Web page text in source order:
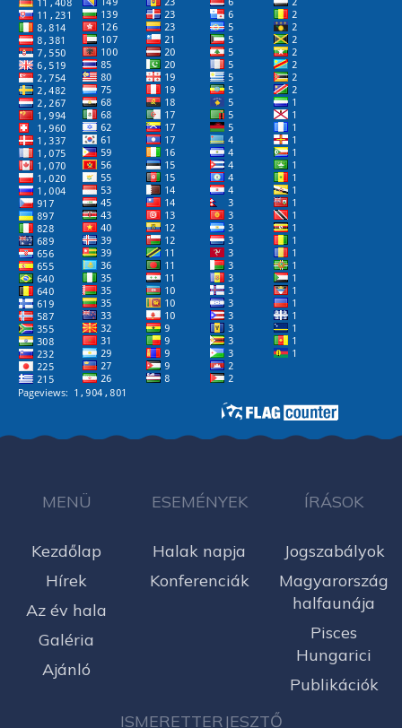
MENÜ
Kezdőlap
Hírek
Az év hala
Galéria
Ajánló
ESEMÉNYEK
Halak napja
Konferenciák
ÍRÁSOK
Jogszabályok
Magyarország
halfaunája
Pisces
Hungarici
Publikációk
ISMERETTERJESZTŐ